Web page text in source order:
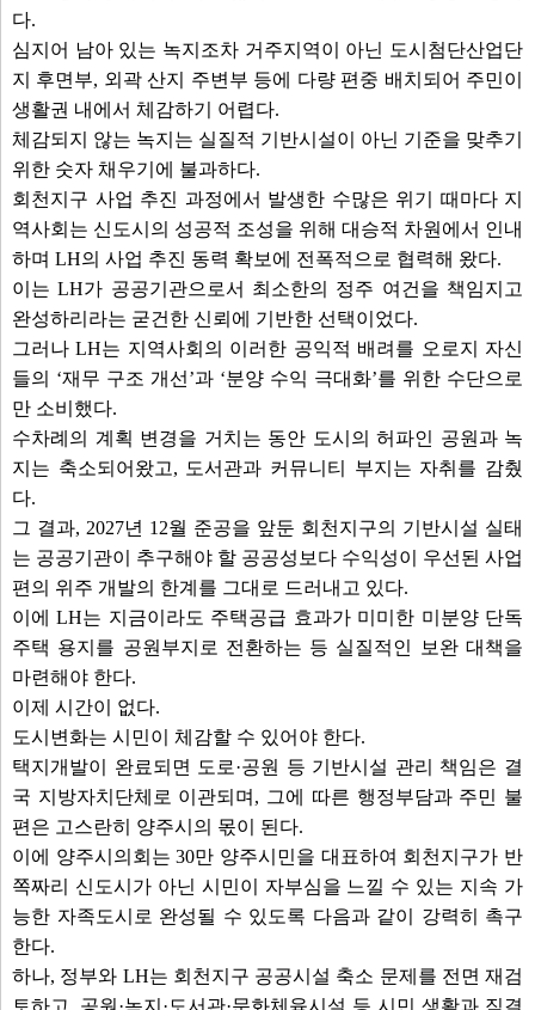
9. 양주시 건축 조례 일부개정조례안(시장제출)
11. 양주시 공립어린이집 민간위탁 동의안(시장제출)
12. 장흥관광지·기산저수지 관광시설 관리 및 운영 재위탁 동의안(시장제출)
13. 공공체육시설 민간위탁 재계약 동의안(시장제출)
14. 경원선 셔틀 전동열차 운행에 관한 업무협약 동의안(시장제출)
15. 양주 도시관리계획(용도지구: 산업·유통개발진흥지구) 결정(변경)
의회 의견 제시의 건(시장제출)
16. 양주시 도시재생전략계획 재정비 수립안 의회 의견 제시의 건(시장제출)
안건보기 선택취소
부록
다.
심지어 남아 있는 녹지조차 거주지역이 아닌 도시첨단산업단
지 후면부, 외곽 산지 주변부 등에 다량 편중 배치되어 주민이
생활권 내에서 체감하기 어렵다.
체감되지 않는 녹지는 실질적 기반시설이 아닌 기준을 맞추기
위한 숫자 채우기에 불과하다.
회천지구 사업 추진 과정에서 발생한 수많은 위기 때마다 지
역사회는 신도시의 성공적 조성을 위해 대승적 차원에서 인내
하며 LH의 사업 추진 동력 확보에 전폭적으로 협력해 왔다.
이는 LH가 공공기관으로서 최소한의 정주 여건을 책임지고
완성하리라는 굳건한 신뢰에 기반한 선택이었다.
그러나 LH는 지역사회의 이러한 공익적 배려를 오로지 자신
들의 ‘재무 구조 개선’과 ‘분양 수익 극대화’를 위한 수단으로
만 소비했다.
수차례의 계획 변경을 거치는 동안 도시의 허파인 공원과 녹
지는 축소되어왔고, 도서관과 커뮤니티 부지는 자취를 감췄
다.
그 결과, 2027년 12월 준공을 앞둔 회천지구의 기반시설 실태
는 공공기관이 추구해야 할 공공성보다 수익성이 우선된 사업
편의 위주 개발의 한계를 그대로 드러내고 있다.
이에 LH는 지금이라도 주택공급 효과가 미미한 미분양 단독
주택 용지를 공원부지로 전환하는 등 실질적인 보완 대책을
마련해야 한다.
이제 시간이 없다.
도시변화는 시민이 체감할 수 있어야 한다.
택지개발이 완료되면 도로·공원 등 기반시설 관리 책임은 결
국 지방자치단체로 이관되며, 그에 따른 행정부담과 주민 불
편은 고스란히 양주시의 몫이 된다.
이에 양주시의회는 30만 양주시민을 대표하여 회천지구가 반
쪽짜리 신도시가 아닌 시민이 자부심을 느낄 수 있는 지속 가
능한 자족도시로 완성될 수 있도록 다음과 같이 강력히 촉구
한다.
하나, 정부와 LH는 회천지구 공공시설 축소 문제를 전면 재검
토하고, 공원·녹지·도서관·문화체육시설 등 시민 생활과 직결